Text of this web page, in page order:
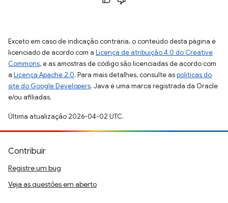
Exceto em caso de indicação contrária, o conteúdo desta página é
licenciado de acordo com a Licença de atribuição 4.0 do Creative
Commons, e as amostras de código são licenciadas de acordo com
a Licença Apache 2.0. Para mais detalhes, consulte aspolíticas do
site do Google Developers. Java é uma marca registrada da Oracle
e/ou afiliadas.
Última atualização 2026-04-02 UTC.
Contribuir
Registre um bug
Veja as questões em aberto